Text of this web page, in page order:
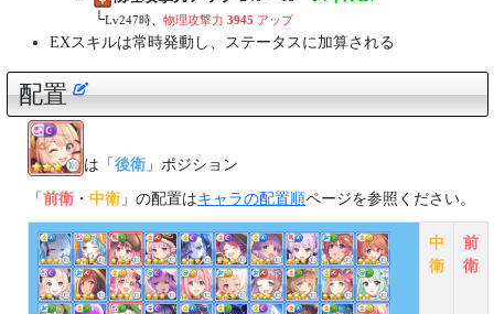
└Lv247時、 物理攻撃力 3945 アップ
EXスキルは常時発動し、ステータスに加算される
配置
は「 後衛 」ポジション
「 前衛 ・ 中衛 」の配置はキャラの配置順ページを参照ください。
中
衛
前
衛